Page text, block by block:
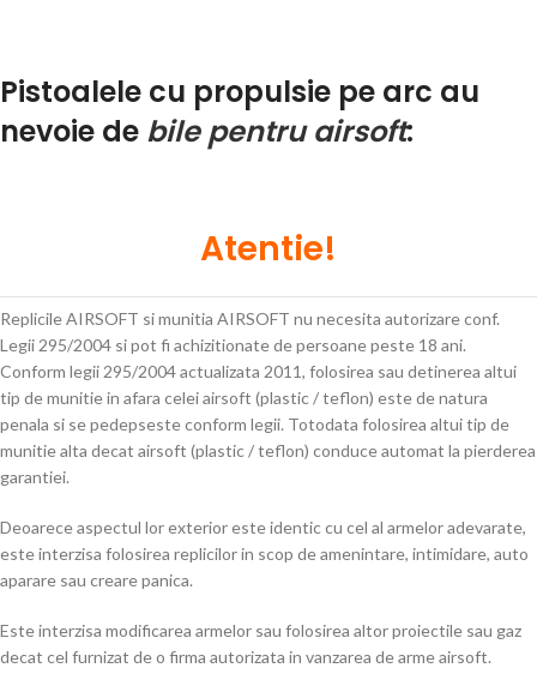
Pistoalele cu propulsie pe arc au
nevoie de bile pentru airsoft:
Atentie!
Replicile AIRSOFT si munitia AIRSOFT nu necesita autorizare conf.
Legii 295/2004 si pot fi achizitionate de persoane peste 18 ani.
Conform legii 295/2004 actualizata 2011, folosirea sau detinerea altui
tip de munitie in afara celei airsoft (plastic / teflon) este de natura
penala si se pedepseste conform legii. Totodata folosirea altui tip de
munitie alta decat airsoft (plastic / teflon) conduce automat la pierderea
garantiei.
Deoarece aspectul lor exterior este identic cu cel al armelor adevarate,
este interzisa folosirea replicilor in scop de amenintare, intimidare, auto
aparare sau creare panica.
Este interzisa modificarea armelor sau folosirea altor proiectile sau gaz
decat cel furnizat de o firma autorizata in vanzarea de arme airsoft.